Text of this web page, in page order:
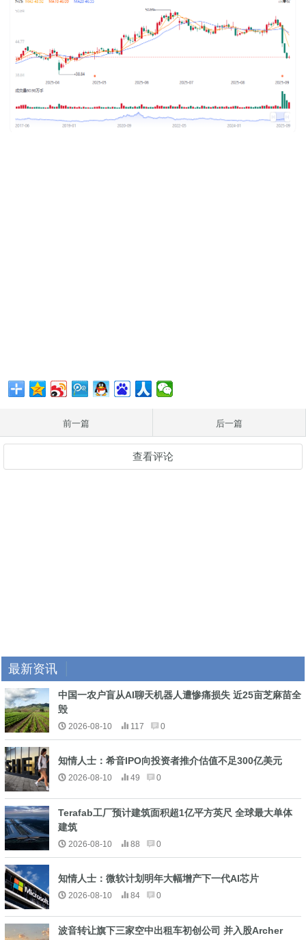
前一篇 后一篇
查看评论
最新资讯
中国一农户盲从AI聊天机器人遭惨痛损失 近25亩芝麻苗全
毁
2026-08-10 117 0
知情人士：希音IPO向投资者推介估值不足300亿美元
2026-08-10 49 0
Terafab工厂预计建筑面积超1亿平方英尺 全球最大单体
建筑
2026-08-10 88 0
知情人士：微软计划明年大幅增产下一代AI芯片
2026-08-10 84 0
波音转让旗下三家空中出租车初创公司 并入股Archer